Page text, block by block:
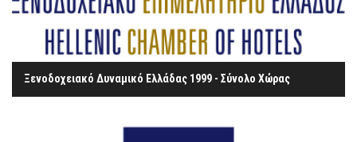
Ξενοδοχειακό Δυναμικό Ελλάδας 1999 - Σύνολο Χώρας